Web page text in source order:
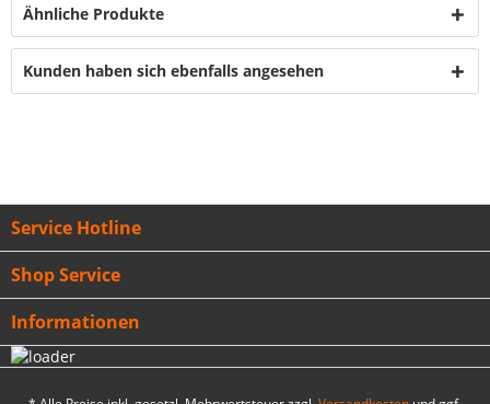
Ähnliche Produkte
Kunden haben sich ebenfalls angesehen
Service Hotline
Shop Service
Informationen